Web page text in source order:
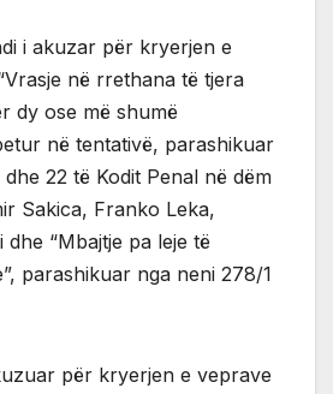
i akuzar për kryerjen e
në rrethana të tjera
dy ose më shumë
në tentativë, parashikuar
22 të Kodit Penal në dëm
Sakica, Franko Leka,
“Mbajtje pa leje të
parashikuar nga neni 278/1
për kryerjen e veprave